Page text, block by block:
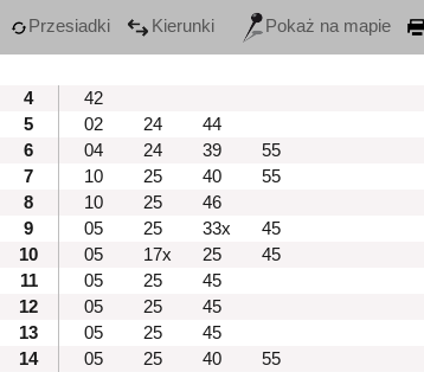
Przesiadki Kierunki Pokaż na mapie
4
42
5
02 24
44
6
04 24 39
55
7
10 25 40
55
8
10 25
46
9
05 25 33x
45
10
05 17x 25
45
11
05 25
45
12
05 25
45
13
05 25
45
14
05 25 40
55